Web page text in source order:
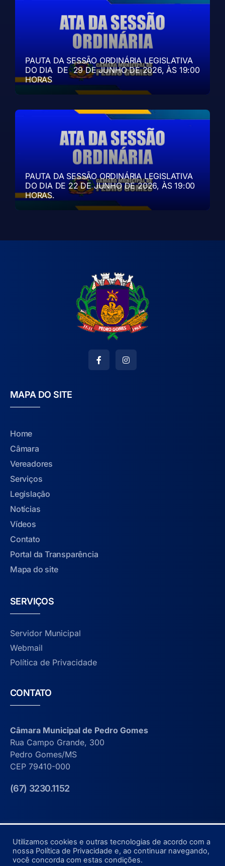
PAUTA DA SESSÃO ORDINÁRIA LEGISLATIVA
DO DIA DE 29 DE JUNHO DE 2026, ÀS 19:00
HORAS
PAUTA DA SESSÃO ORDINÁRIA LEGISLATIVA
DO DIA DE 22 DE JUNHO DE 2026, ÀS 19:00
HORAS.
MAPA DO SITE
Home
Câmara
Vereadores
Serviços
Legislação
Notícias
Vídeos
Contato
Portal da Transparência
Mapa do site
SERVIÇOS
Servidor Municipal
Webmail
Política de Privacidade
CONTATO
Câmara Municipal de Pedro Gomes
Rua Campo Grande, 300
Pedro Gomes/MS
CEP 79410-000
(67) 3230.1152
©2022-2025, Câmara Municipal de Pedro Gomes.
Utilizamos cookies e outras tecnologias de acordo com a
nossa Política de Privacidade e, ao continuar navegando,
você concorda com estas condições.